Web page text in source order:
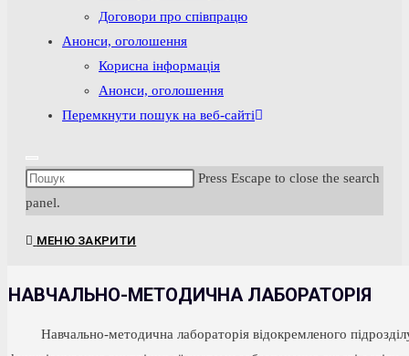
Договори про співпрацю
Анонси, оголошення
Корисна інформація
Анонси, оголошення
Перемкнути пошук на веб-сайті
Press Escape to close the search
panel.
МЕНЮ ЗАКРИТИ
НАВЧАЛЬНО-МЕТОДИЧНА ЛАБОРАТОРІЯ
Навчально-методична лабораторія відокремленого підрозділу